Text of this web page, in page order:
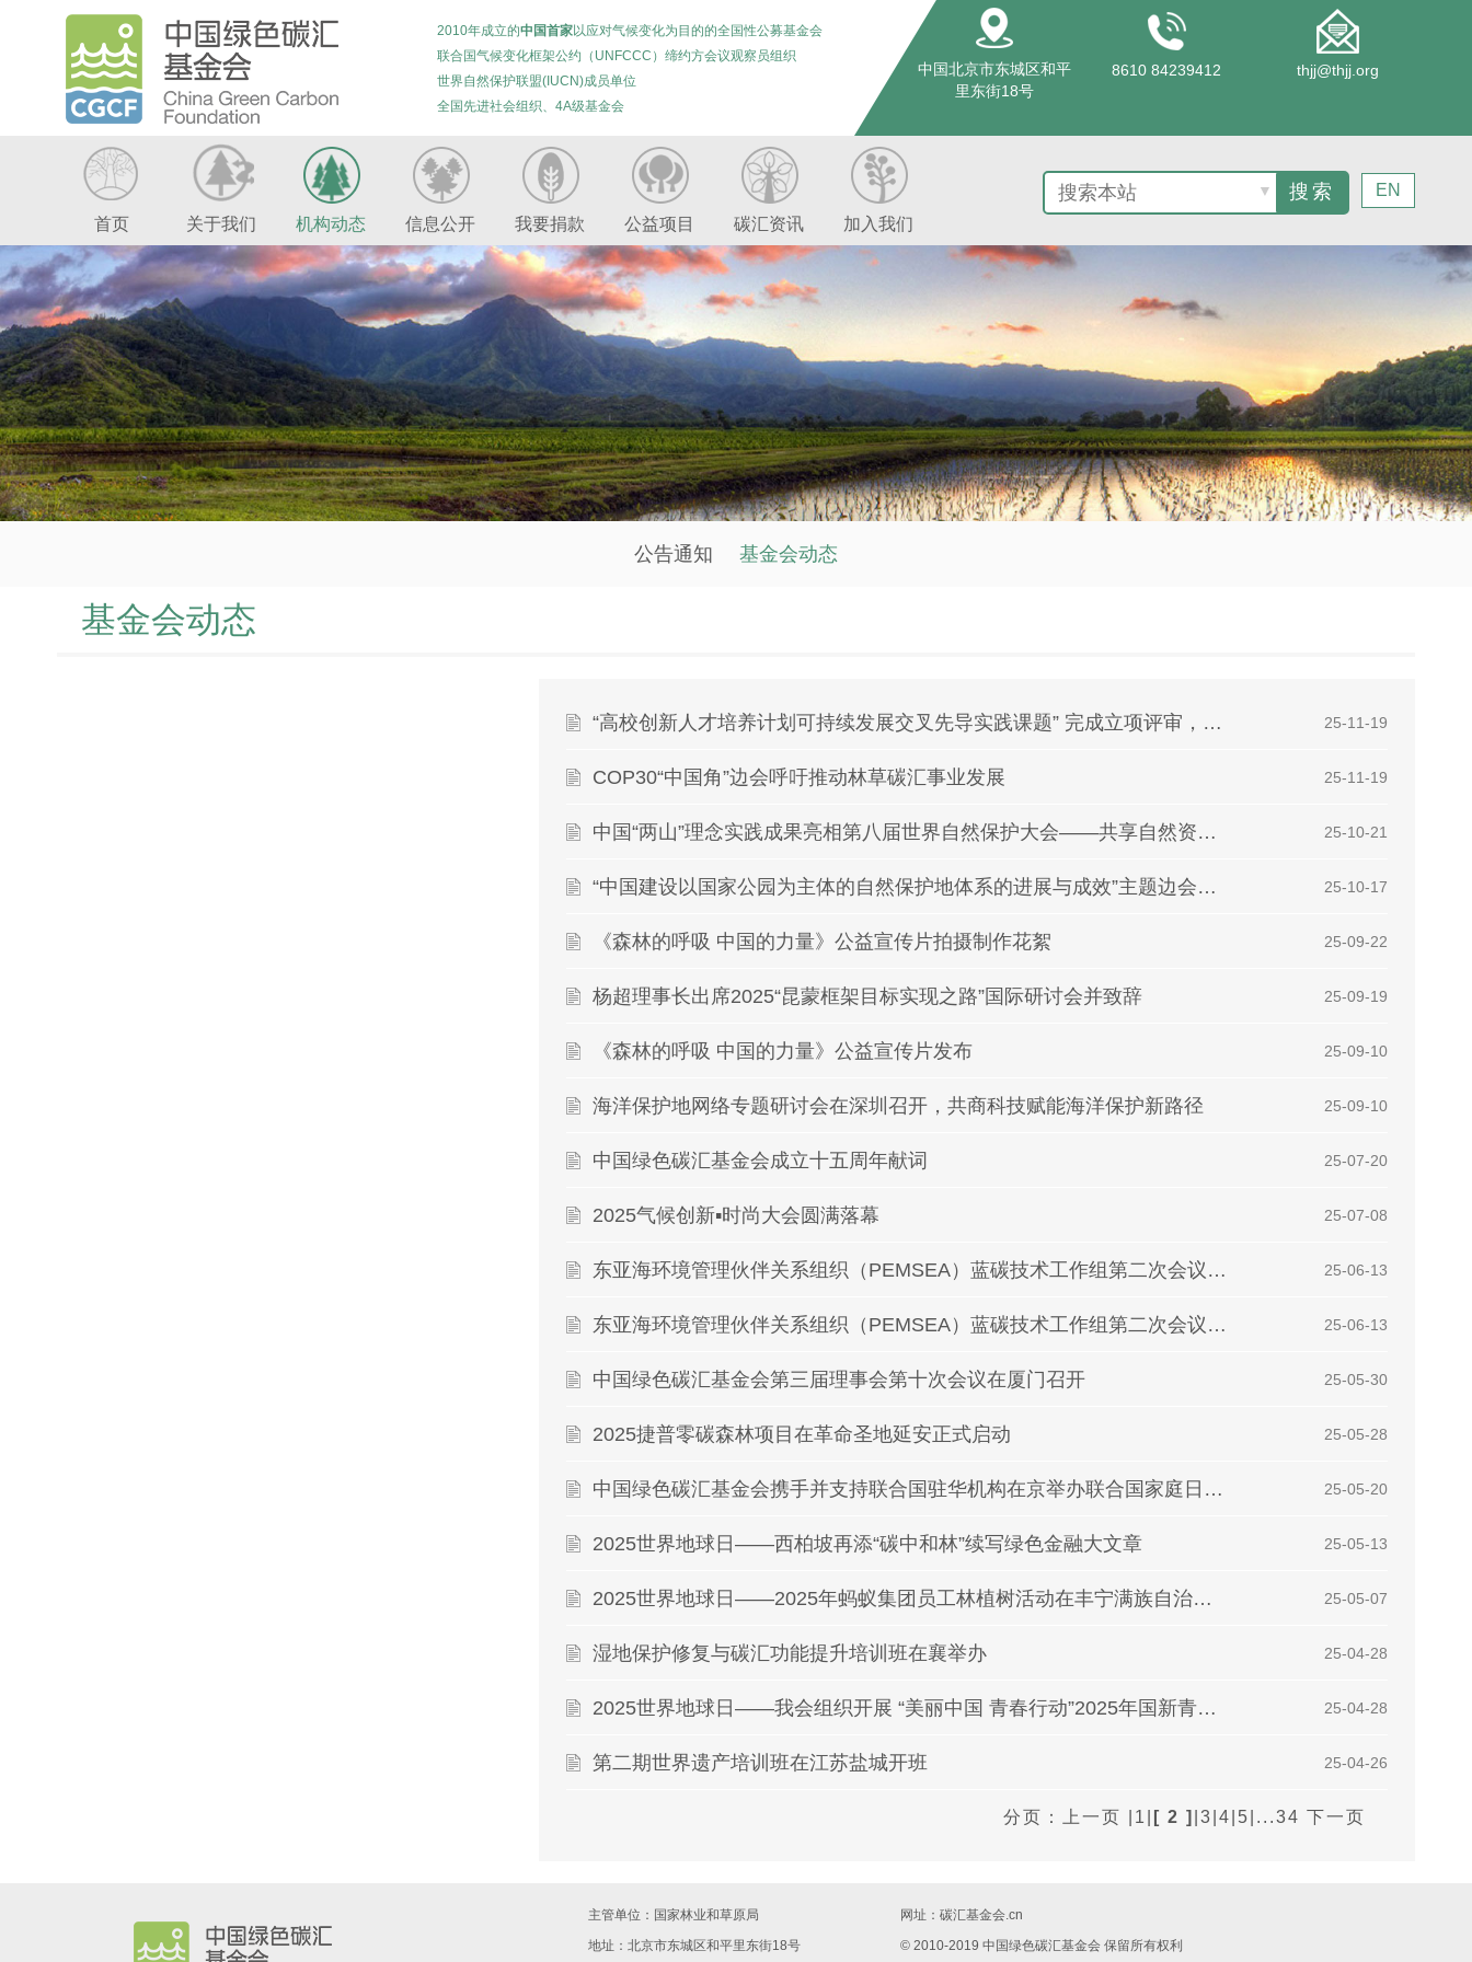
2010年成立的中国首家以应对气候变化为目的的全国性公募基金会
联合国气候变化框架公约（UNFCCC）缔约方会议观察员组织
世界自然保护联盟(IUCN)成员单位
全国先进社会组织、4A级基金会
中国北京市东城区和平
里东街18号
8610 84239412 thjj@thjj.org
首页 关于我们 机构动态 信息公开 我要捐款 公益项目 碳汇资讯 加入我们
▼ EN
公告通知 基金会动态
基金会动态
“高校创新人才培养计划可持续发展交叉先导实践课题” 完成立项评审，十项课题获准立项 | 25-11-19
COP30“中国角”边会呼吁推动林草碳汇事业发展 | 25-11-19
中国“两山”理念实践成果亮相第八届世界自然保护大会——共享自然资源保护与绿色发展的中国经验 | 25-10-21
“中国建设以国家公园为主体的自然保护地体系的进展与成效”主题边会在第八届世界自然保护大会中国馆成功举 | 25-10-17
《森林的呼吸 中国的力量》公益宣传片拍摄制作花絮 | 25-09-22
杨超理事长出席2025“昆蒙框架目标实现之路”国际研讨会并致辞 | 25-09-19
《森林的呼吸 中国的力量》公益宣传片发布 | 25-09-10
海洋保护地网络专题研讨会在深圳召开，共商科技赋能海洋保护新路径 | 25-09-10
中国绿色碳汇基金会成立十五周年献词 | 25-07-20
2025气候创新▪时尚大会圆满落幕 | 25-07-08
东亚海环境管理伙伴关系组织（PEMSEA）蓝碳技术工作组第二次会议圆满落幕 | 25-06-13
东亚海环境管理伙伴关系组织（PEMSEA）蓝碳技术工作组第二次会议圆满落幕 | 25-06-13
中国绿色碳汇基金会第三届理事会第十次会议在厦门召开 | 25-05-30
2025捷普零碳森林项目在革命圣地延安正式启动‌ | 25-05-28
中国绿色碳汇基金会携手并支持联合国驻华机构在京举办联合国家庭日活动 | 25-05-20
2025世界地球日——西柏坡再添“碳中和林”续写绿色金融大文章 | 25-05-13
2025世界地球日——2025年蚂蚁集团员工林植树活动在丰宁满族自治县顺利举行 | 25-05-07
湿地保护修复与碳汇功能提升培训班在襄举办 | 25-04-28
2025世界地球日——我会组织开展 “美丽中国 青春行动”2025年国新青年林植树活动 | 25-04-28
第二期世界遗产培训班在江苏盐城开班​ | 25-04-26
分页： 上一页 1 [ 2 ] 3 4 5 ...34 下一页
主管单位：国家林业和草原局
地址：北京市东城区和平里东街18号
网址： 碳汇基金会.cn
© 2010-2019 中国绿色碳汇基金会 保留所有权利